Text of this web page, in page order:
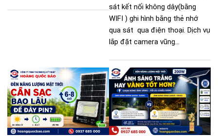
sát kết nối không dây(bằng
WIFI ) ghi hình bằng thẻ nhớ
qua sát qua điện thoại. Dịch vụ
lắp đặt camera vũng...